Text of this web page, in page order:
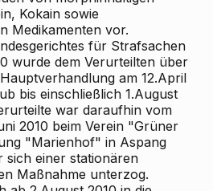
Kokain sowie
Medikamenten vor.
für Strafsachen
wurde dem Verurteilten über
am 12.April
bis einschließlich 1.August
war daraufhin vom
2010 beim Verein "Grüner
"Marienhof" in Aspang
einer stationären
Maßnahme unterzog.